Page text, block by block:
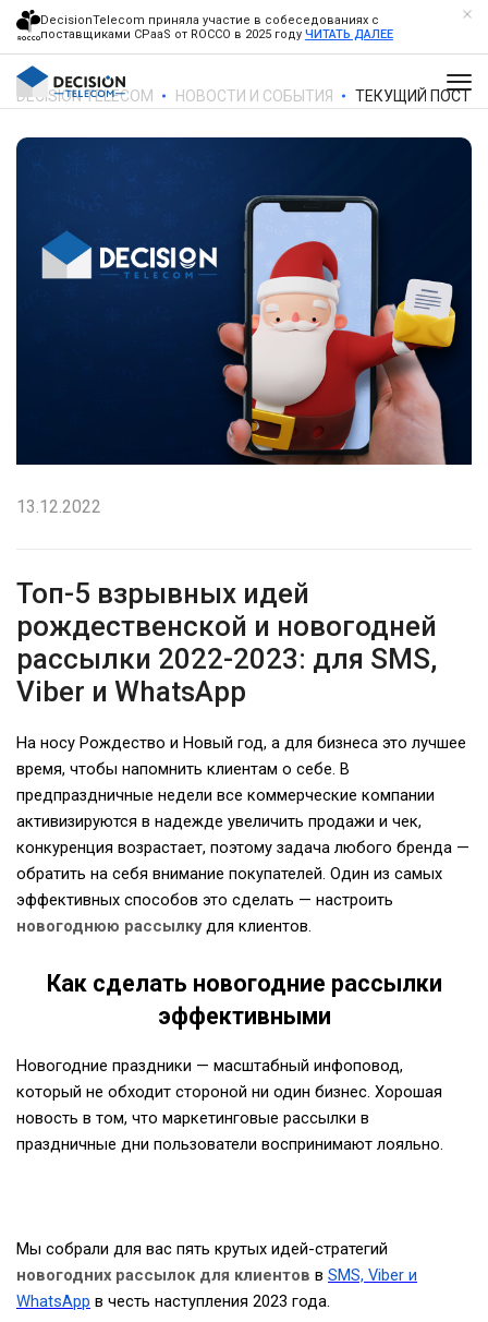
DecisionTelecom приняла участие в собеседованиях с
поставщиками CPaaS от ROCCO в 2025 году ЧИТАТЬ ДАЛЕЕ
DECISION TELECOM НОВОСТИ И СОБЫТИЯ ТЕКУЩИЙ ПОСТ
13.12.2022
Топ-5 взрывных идей
рождественской и новогодней
рассылки 2022-2023: для SMS,
Viber и WhatsApp
На носу Рождество и Новый год, а для бизнеса это лучшее
время, чтобы напомнить клиентам о себе. В
предпраздничные недели все коммерческие компании
активизируются в надежде увеличить продажи и чек,
конкуренция возрастает, поэтому задача любого бренда —
обратить на себя внимание покупателей. Один из самых
эффективных способов это сделать — настроить
новогоднюю рассылкудля клиентов.
Как сделать новогодние рассылки
эффективными
Новогодние праздники — масштабный инфоповод,
который не обходит стороной ни один бизнес. Хорошая
новость в том, что маркетинговые рассылки в
праздничные дни пользователи воспринимают лояльно.
Мы собрали для вас пять крутых идей-стратегий
новогодних рассылок для клиентов в SMS, Viber и
WhatsApp в честь наступления 2023 года.